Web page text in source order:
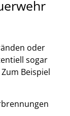
oder
sogar
Beispiel